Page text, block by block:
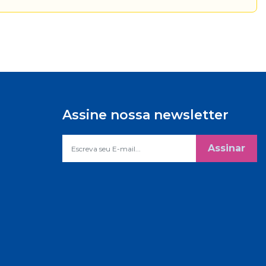
Assine nossa newsletter
Assinar